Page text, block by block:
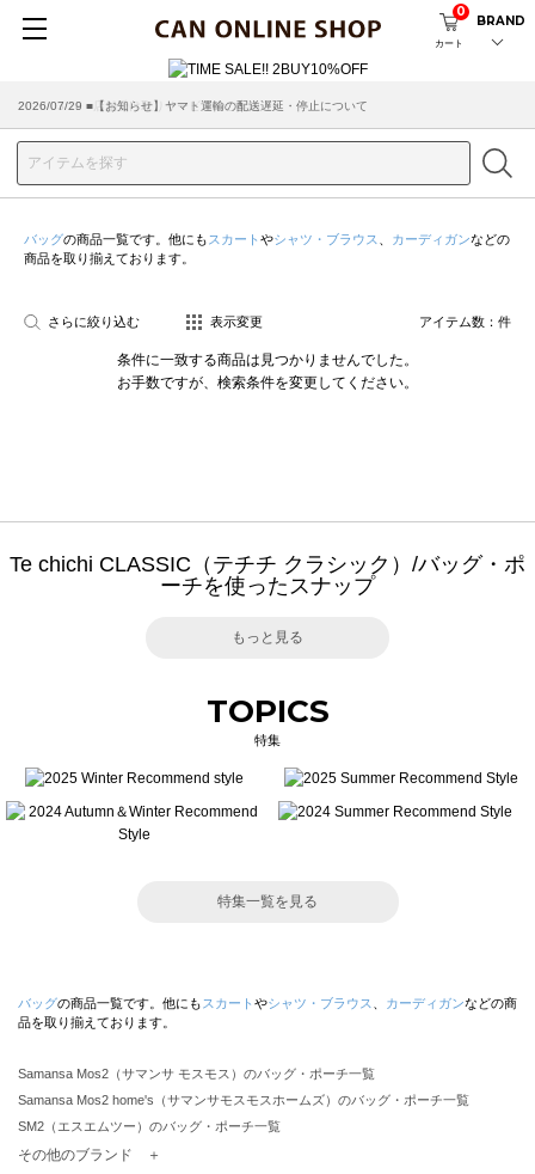
カート
0
BRAND
2026/07/29 ■【お知らせ】ヤマト運輸の配送遅延・停止について
2026/03/18 ■店舗受け取りサービスのご案内
バッグの商品一覧です。他にも スカート やシャツ・ブラウス カーディガンなどの
商品を取り揃えております。
さらに絞り込む 表示変更 アイテム数： 件
条件に一致する商品は見つかりませんでした。
お手数ですが、検索条件を変更してください。
Te chichi CLASSIC（テチチ クラシック）/バッグ・ポ
ーチを使ったスナップ
もっと見る
TOPICS
特集
特集一覧を見る
バッグの商品一覧です。他にも スカート やシャツ・ブラウス カーディガンなどの商
品を取り揃えております。
Samansa Mos2（サマンサ モスモス）のバッグ・ポーチ一覧
Samansa Mos2 home's（サマンサモスモスホームズ）のバッグ・ポーチ一覧
SM2（エスエムツー）のバッグ・ポーチ一覧
その他のブランド ＋